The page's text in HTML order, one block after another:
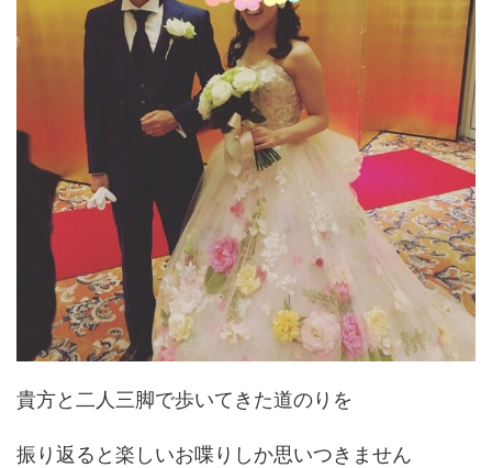
貴方と二人三脚で歩いてきた道のりを
振り返ると楽しいお喋りしか思いつきません